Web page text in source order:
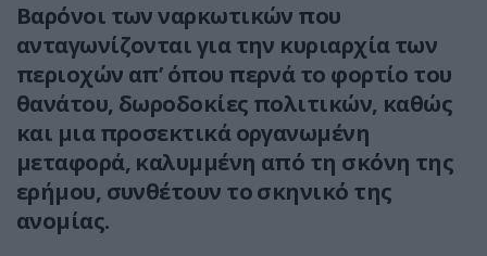
Βαρόνοι των ναρκωτικών που
ανταγωνίζονται για την κυριαρχία των
περιοχών απ’ όπου περνά το φορτίο του
θανάτου, δωροδοκίες πολιτικών, καθώς
και μια προσεκτικά οργανωμένη
μεταφορά, καλυμμένη από τη σκόνη της
ερήμου, συνθέτουν το σκηνικό της
ανομίας.